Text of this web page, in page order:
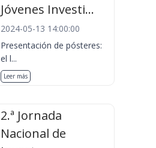
Jóvenes Investi...
2024-05-13 14:00:00
Presentación de pósteres:
el l...
Leer más
2.ª Jornada
Nacional de